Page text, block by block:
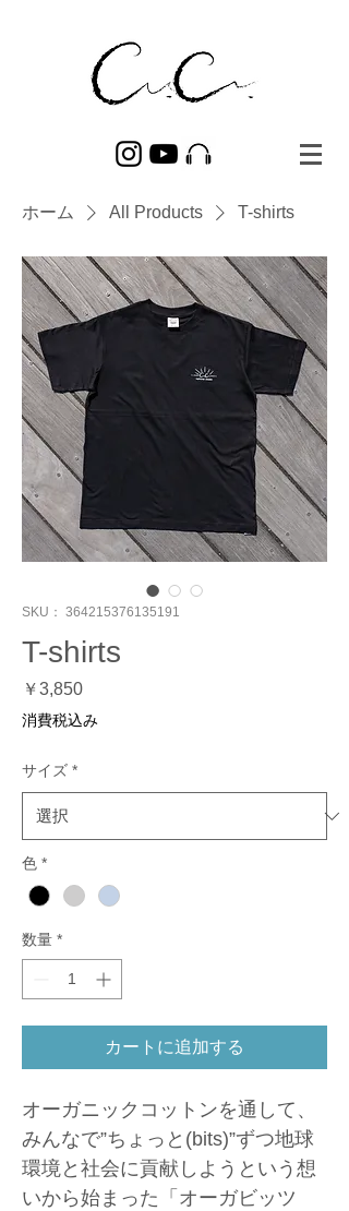
ホーム All Products T-shirts
SKU： 364215376135191
T-shirts
￥3,850価
格
消費税込み
サイズ *
色 *
数量 *
カートに追加する
オーガニックコットンを通して、
みんなで”ちょっと(bits)”ずつ地球
環境と社会に貢献しようという想
いから始まった「オーガビッツ